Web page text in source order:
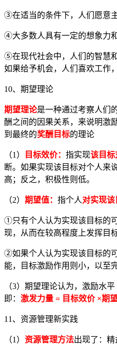
③在适当的条件下，人们愿意
④大多数人具有一定的想象力和
⑤在现代社会中，人们的智慧
如果给予机会，人们喜欢工作
10、期望理论
期望理论是一种通过考察人们
酬之间的因果关系，来说明激
到最终的奖酬目标的理论
（1） 目标效价： 指实现该目标
断。如果实现该目标对个人来
高；反之，积极性则低。
（2） 期望值： 指个人对实现
①只有个人认为实现该目标的
现，从而在较高程度上发挥目
②如果个人认为实现该目标的
能，目标激励作用则小，以至
（3）期望理论认为，激励水
即： 激发力量 = 目标效价 ×期
11、资源管理新实践
（1） 资源管理方法出现了：精